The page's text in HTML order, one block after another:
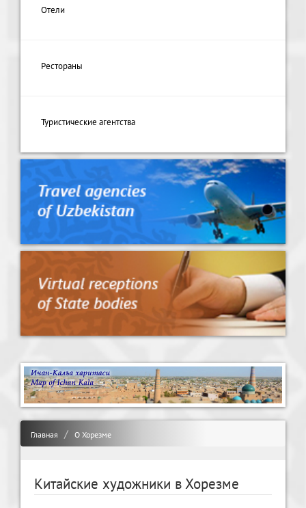
Отели
Рестораны
Туристические агентства
Главная О Хорезме
Китайские художники в Хорезме